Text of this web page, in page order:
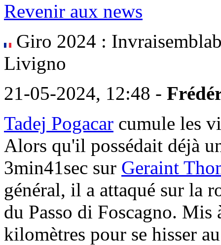
Revenir aux news
Giro 2024 :
Livigno
21-05-2024, 12:48 -
Tadej Pogacar cumule les
Alors qu'il possédait déjà
3min41sec sur Geraint
général, il a attaqué sur la
du Passo di Foscagno. Mis
kilomètres pour se hisser